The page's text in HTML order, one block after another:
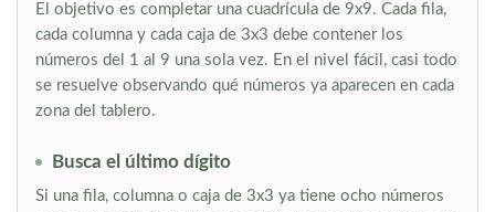
El objetivo es completar una cuadrícula de 9x9. Cada fila,
cada columna y cada caja de 3x3 debe contener los
números del 1 al 9 una sola vez. En el nivel fácil, casi todo
se resuelve observando qué números ya aparecen en cada
zona del tablero.
Busca el último dígito
Si una fila, columna o caja de 3x3 ya tiene ocho números